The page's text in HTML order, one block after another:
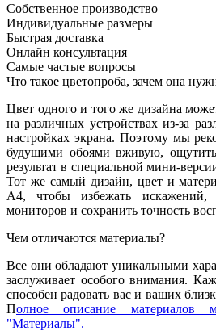
Собственное производство
Индивидуальные размеры
Быстрая доставка
Онлайн консультация
Самые частые вопросы
Что такое цветопроба, зачем она
Цвет одного и того же дизайна
на различных устройствах из-за
настройках экрана. Поэтому мы
будущими обоями вживую,
результат в специальной мини-
Тот же самый дизайн, цвет и
А4, чтобы избежать искажений,
мониторов и сохранить точность
Чем отличаются материалы?
Все они обладают уникальными
заслуживает особого внимания.
способен радовать вас и ваших
Полное описание материалов
"Материалы".